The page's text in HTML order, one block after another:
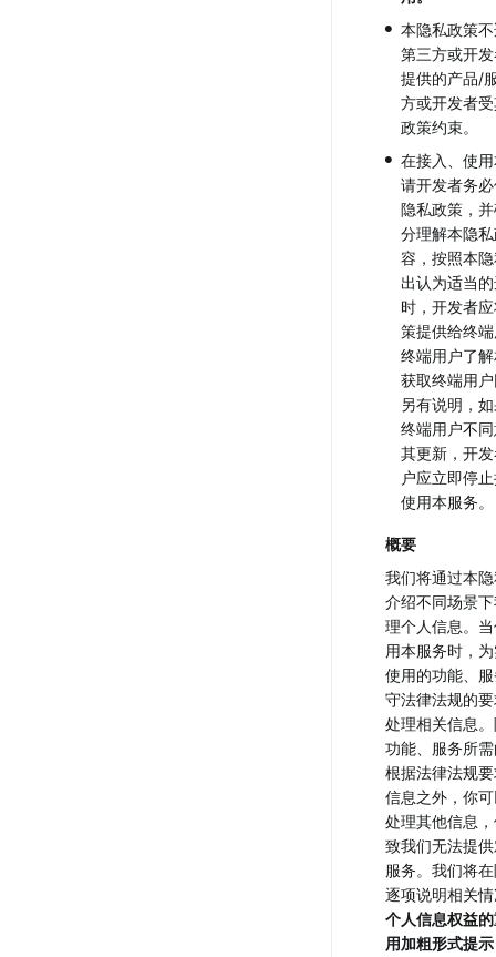
• 本隐私政策
第三方或开
提供的产品/
方或开发者
政策约束。
• 在接入、使
请开发者务
隐私政策，
分理解本隐
容，按照本
出认为适当
时，开发者
策提供给终
终端用户了
获取终端用
另有说明，
终端用户不
其更新，开
户应立即停
使用本服务。
概要
我们将通过本
介绍不同场景
理个人信息。
用本服务时，
使用的功能、
守法律法规的
处理相关信息
功能、服务所
根据法律法规
信息之外，你
处理其他信息
致我们无法提
服务。我们将
逐项说明相关
个人信息权益
用加粗形式提